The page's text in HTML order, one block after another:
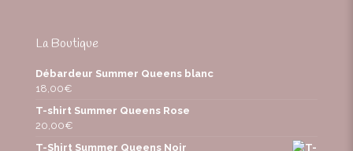
La Boutique
Débardeur Summer Queens blanc
18,00€
T-shirt Summer Queens Rose
20,00€
T-Shirt Summer Queens Noir